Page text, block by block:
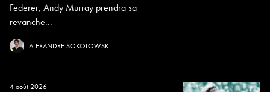
Federer, Andy Murray prendra sa
revanche...
ALEXANDRE SOKOLOWSKI
4 août 2026